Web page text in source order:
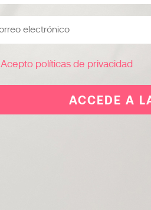
Acepto políticas de privacidad
ACCEDE A